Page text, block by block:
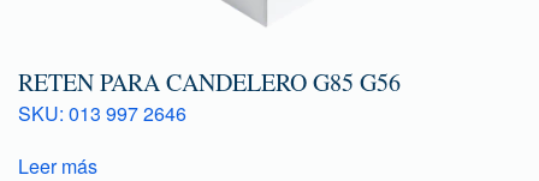
RETEN PARA CANDELERO G85 G56
SKU: 013 997 2646
Leer más